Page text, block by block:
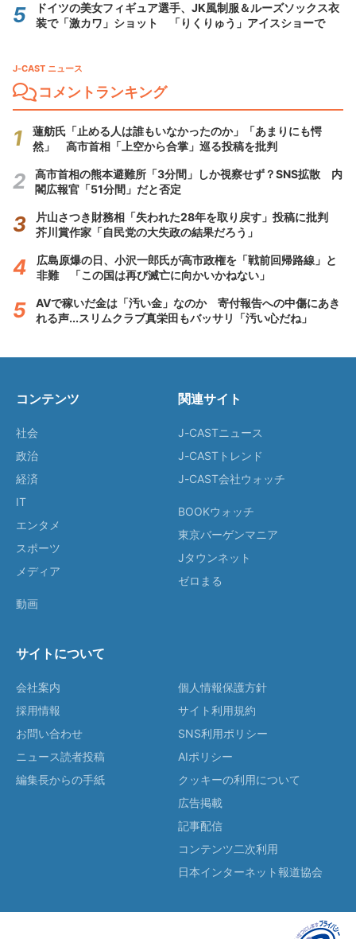
ドイツの美女フィギュア選手、JK風制服＆ルーズソックス衣
装で「激カワ」ショット 「りくりゅう」アイスショーで
J-CAST ニュース
コメントランキング
蓮舫氏「止める人は誰もいなかったのか」「あまりにも愕
然」 高市首相「上空から合掌」巡る投稿を批判
高市首相の熊本避難所「3分間」しか視察せず？SNS拡散 内
閣広報官「51分間」だと否定
片山さつき財務相「失われた28年を取り戻す」投稿に批判
芥川賞作家「自民党の大失政の結果だろう」
広島原爆の日、小沢一郎氏が高市政権を「戦前回帰路線」と
非難 「この国は再び滅亡に向かいかねない」
AVで稼いだ金は「汚い金」なのか 寄付報告への中傷にあき
れる声...スリムクラブ真栄田もバッサリ「汚い心だね」
コンテンツ
社会
政治
経済
IT
エンタメ
スポーツ
メディア
動画
関連サイト
J-CASTニュース
J-CASTトレンド
J-CAST会社ウォッチ
BOOKウォッチ
東京バーゲンマニア
Jタウンネット
ゼロまる
サイトについて
会社案内
採用情報
お問い合わせ
ニュース読者投稿
編集長からの手紙
個人情報保護方針
サイト利用規約
SNS利用ポリシー
AIポリシー
クッキーの利用について
広告掲載
記事配信
コンテンツ二次利用
日本インターネット報道協会